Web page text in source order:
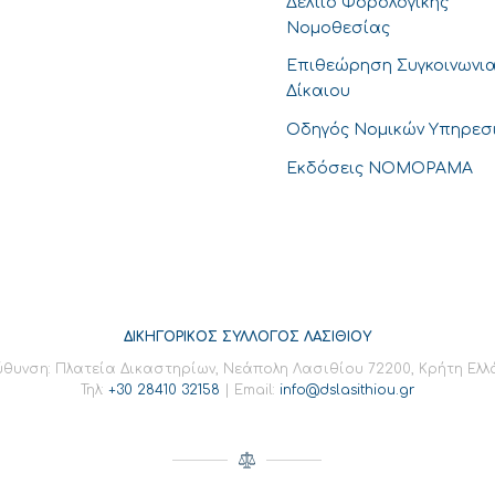
Νομοθεσίας
Επιθεώρηση
Δίκαιου
Οδηγός Νομικών
Εκδόσεις ΝΟΜΟΡΑΜΑ
ΔΙΚΗΓΟΡΙΚΟΣ ΣΥΛΛΟΓΟΣ ΛΑΣΙΘΙΟΥ
Πλατεία Δικαστηρίων, Νεάπολη Λασιθίου 72200, Κρήτη
Τηλ: +30 28410 32158 | Email: info@dslasithiou.gr